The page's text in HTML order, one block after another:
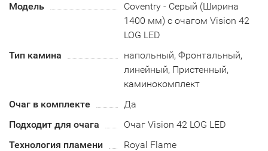
Модель
Coventry - Серый (Ширина
1400 мм) с очагом Vision 42
LOG LED
Тип камина
напольный, Фронтальный,
линейный, Пристенный,
каминокомплект
Очаг в комплекте
Да
Подходит для очага
Очаг Vision 42 LOG LED
Технология пламени
Royal Flame